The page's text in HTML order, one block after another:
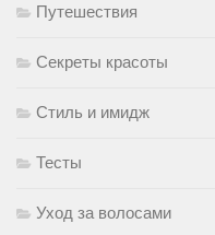
Путешествия
Секреты красоты
Стиль и имидж
Тесты
Уход за волосами